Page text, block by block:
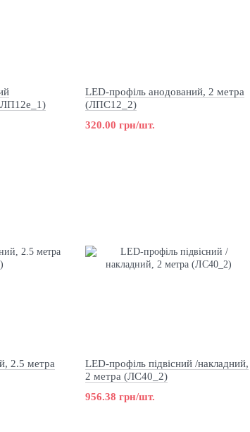
LED-профіль анодований, 2 метра
(ЛПС12_2)
320.00 грн/шт.
2.5 метра
LED-профіль підвісний /накладний,
2 метра (ЛС40_2)
956.38 грн/шт.